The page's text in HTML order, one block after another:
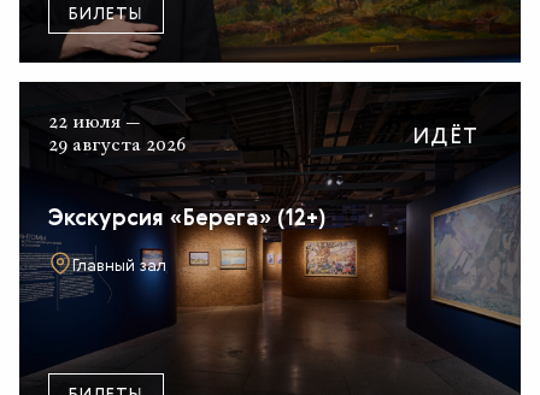
БИЛЕТЫ
22 июля —
29 августа 2026
Экскурсия «Берега» (12+)
Главный зал
ИДЁТ